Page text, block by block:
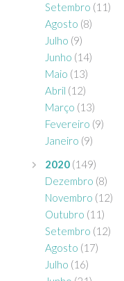
Setembro (11)
Agosto (8)
Julho (9)
Junho (14)
Maio (13)
Abril (12)
Março (13)
Fevereiro (9)
Janeiro (9)
2020 (149)
Dezembro (8)
Novembro (12)
Outubro (11)
Setembro (12)
Agosto (17)
Julho (16)